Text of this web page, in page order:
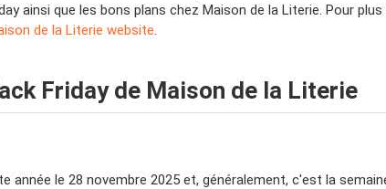
ainsi que les bons plans chez Maison de la Literie. Pour
de la Literie website.
Friday de Maison de la Literie
année le 28 novembre 2025 et, généralement, c'est la